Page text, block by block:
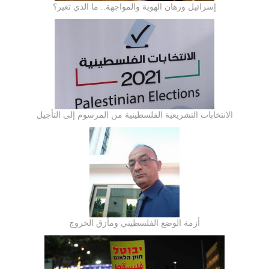
إسرائيل ورهان الهوية والمواجهة.. ما الذي تغير؟
الانتخابات التشريعية الفلسطينية من المرسوم إلى التأجيل
أزمة الوضع الفلسطيني ومأزق الخروج